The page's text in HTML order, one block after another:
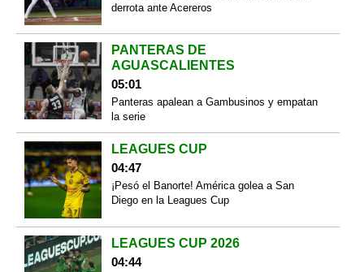
derrota ante Acereros
PANTERAS DE
AGUASCALIENTES
05:01
Panteras apalean a Gambusinos y empatan
la serie
LEAGUES CUP
04:47
¡Pesó el Banorte! América golea a San
Diego en la Leagues Cup
LEAGUES CUP 2026
04:44